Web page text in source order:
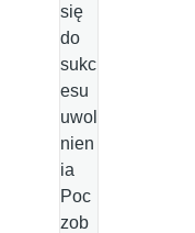
się
do
sukc
esu
uwol
nien
ia
Poc
zob